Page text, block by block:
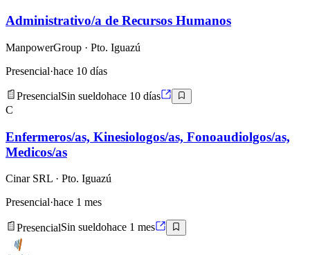
Administrativo/a de Recursos Humanos
ManpowerGroup · Pto. Iguazú
Presencial·hace 10 días
PresencialSin sueldohace 10 días
C
Enfermeros/as, Kinesiologos/as, Fonoaudiolgos/as,
Medicos/as
Cinar SRL · Pto. Iguazú
Presencial·hace 1 mes
PresencialSin sueldohace 1 mes